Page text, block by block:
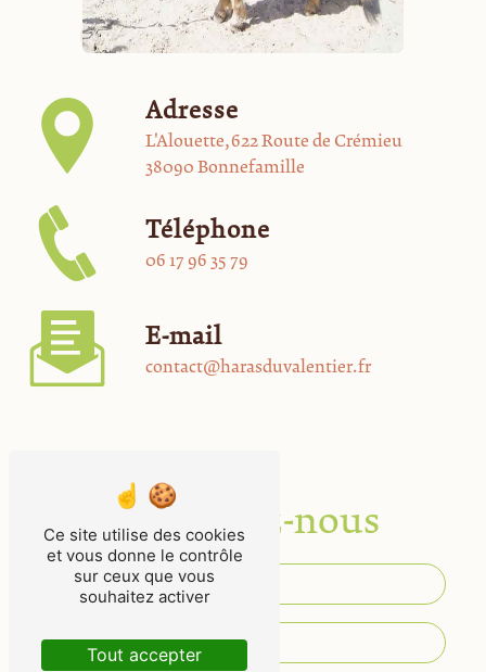
Adresse
L'Alouette, 622 Route de Crémieu
38090 Bonnefamille
Téléphone
06 17 96 35 79
E-mail
contact@harasduvalentier.fr
Contactez-nous
Ce site utilise des cookies
et vous donne le contrôle
sur ceux que vous
souhaitez activer
Tout accepter